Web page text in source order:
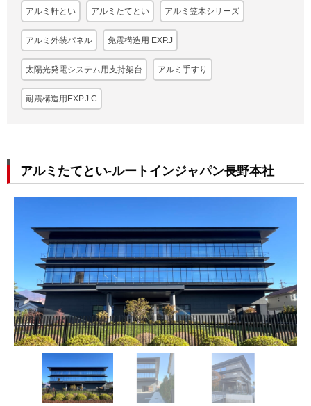
アルミ軒とい アルミたてとい アルミ笠木シリーズ
アルミ外装パネル 免震構造用 EXP.J
太陽光発電システム用支持架台 アルミ手すり
耐震構造用EXP.J.C
アルミたてとい-ルートインジャパン長野本社